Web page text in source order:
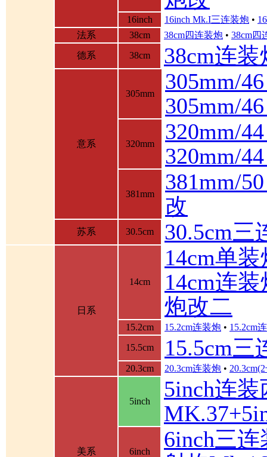
16inch 16inch Mk.I三连装炮 •
法系
38cm 38cm四连装炮 • 38cm四
德系
38cm 38cm连装
意系
305mm
305mm/
305mm/
320mm
320mm/
320mm/
381mm
381mm/
改
苏系 30.5cm 30.5cm三
日系
14cm
14cm单装
14cm连装
炮改二
15.2cm 15.2cm连装炮 • 15.2cm
15.5cm
15.5cm三
20.3cm 20.3cm连装炮 •
美系
5inch
5inch连
6inch
6inch三